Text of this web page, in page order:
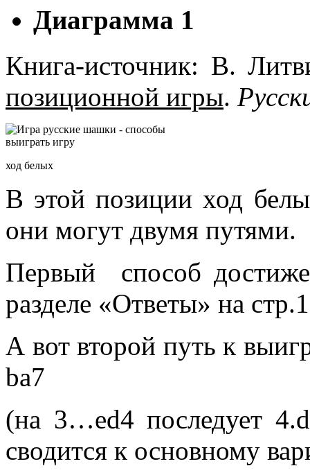
Диаграмма 1
Книга-источник: В.
позиционной игры.
ход белых
В этой позиции ход
они могут двумя путями.
Первый способ
разделе «Ответы» на
А вот второй путь к
ba7
(на 3…ed4 последует
сводится к основному